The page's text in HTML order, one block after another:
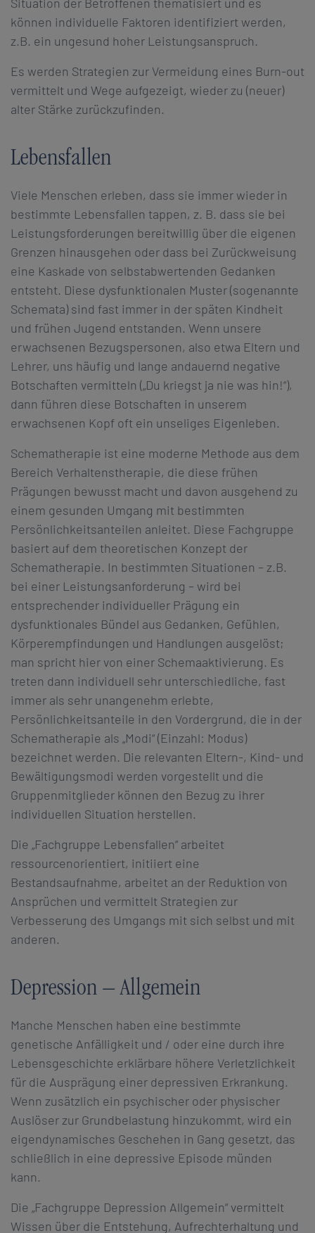
können individuelle Faktoren identifiziert werden,
z.B. ein ungesund hoher Leistungsanspruch.
Es werden Strategien zur Vermeidung eines Burn-out
vermittelt und Wege aufgezeigt, wieder zu (neuer)
alter Stärke zurückzufinden.
Lebensfallen
Viele Menschen erleben, dass sie immer wieder in
bestimmte Lebensfallen tappen, z. B. dass sie bei
Leistungsforderungen bereitwillig über die eigenen
Grenzen hinausgehen oder dass bei Zurückweisung
eine Kaskade von selbstabwertenden Gedanken
entsteht. Diese dysfunktionalen Muster (sogenannte
Schemata) sind fast immer in der späten Kindheit
und frühen Jugend entstanden. Wenn unsere
erwachsenen Bezugspersonen, also etwa Eltern und
Lehrer, uns häufig und lange andauernd negative
Botschaften vermitteln („Du kriegst ja nie was hin!“),
dann führen diese Botschaften in unserem
erwachsenen Kopf oft ein unseliges Eigenleben.
Schematherapie ist eine moderne Methode aus dem
Bereich Verhaltenstherapie, die diese frühen
Prägungen bewusst macht und davon ausgehend zu
einem gesunden Umgang mit bestimmten
Persönlichkeitsanteilen anleitet. Diese Fachgruppe
basiert auf dem theoretischen Konzept der
Schematherapie. In bestimmten Situationen – z.B.
bei einer Leistungsanforderung – wird bei
entsprechender individueller Prägung ein
dysfunktionales Bündel aus Gedanken, Gefühlen,
Körperempfindungen und Handlungen ausgelöst;
man spricht hier von einer Schemaaktivierung. Es
treten dann individuell sehr unterschiedliche, fast
immer als sehr unangenehm erlebte,
Persönlichkeitsanteile in den Vordergrund, die in der
Schematherapie als „Modi“ (Einzahl: Modus)
bezeichnet werden. Die relevanten Eltern-, Kind- und
Bewältigungsmodi werden vorgestellt und die
Gruppenmitglieder können den Bezug zu ihrer
individuellen Situation herstellen.
Die „Fachgruppe Lebensfallen“ arbeitet
ressourcenorientiert, initiiert eine
Bestandsaufnahme, arbeitet an der Reduktion von
Ansprüchen und vermittelt Strategien zur
Verbesserung des Umgangs mit sich selbst und mit
anderen.
Depression – Allgemein
Manche Menschen haben eine bestimmte
genetische Anfälligkeit und / oder eine durch ihre
Lebensgeschichte erklärbare höhere Verletzlichkeit
für die Ausprägung einer depressiven Erkrankung.
Wenn zusätzlich ein psychischer oder physischer
Auslöser zur Grundbelastung hinzukommt, wird ein
eigendynamisches Geschehen in Gang gesetzt, das
schließlich in eine depressive Episode münden
kann.
Die „Fachgruppe Depression Allgemein“ vermittelt
Wissen über die Entstehung, Aufrechterhaltung und